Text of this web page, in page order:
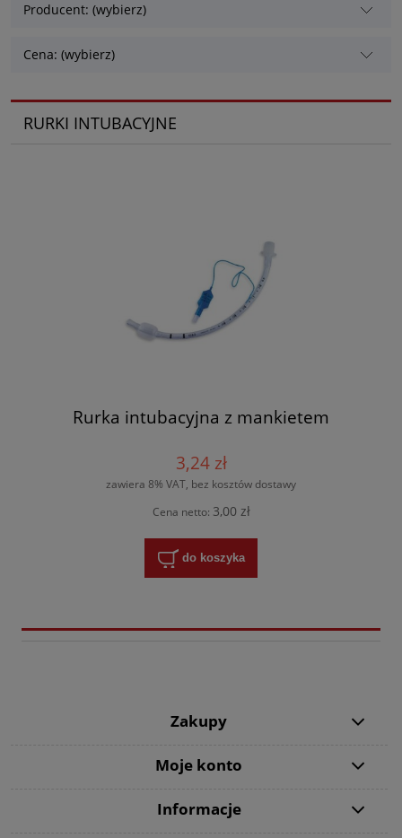
Producent: (wybierz)
Cena: (wybierz)
RURKI INTUBACYJNE
Rurka intubacyjna z mankietem
3,24 zł
zawiera 8% VAT, bez kosztów dostawy
Cena netto: 3,00 zł
do koszyka
Zakupy
Moje konto
Informacje